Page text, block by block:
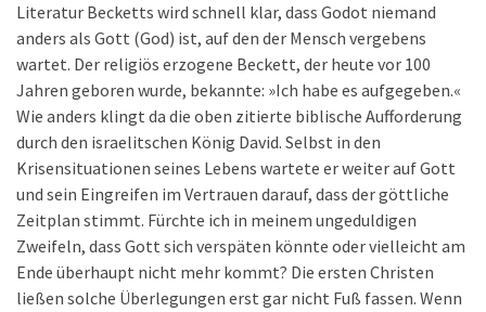
Literatur Becketts wird schnell klar, dass Godot niemand
anders als Gott (God) ist, auf den der Mensch vergebens
wartet. Der religiös erzogene Beckett, der heute vor 100
Jahren geboren wurde, bekannte: »Ich habe es aufgegeben.«
Wie anders klingt da die oben zitierte biblische Aufforderung
durch den israelitschen König David. Selbst in den
Krisensituationen seines Lebens wartete er weiter auf Gott
und sein Eingreifen im Vertrauen darauf, dass der göttliche
Zeitplan stimmt. Fürchte ich in meinem ungeduldigen
Zweifeln, dass Gott sich verspäten könnte oder vielleicht am
Ende überhaupt nicht mehr kommt? Die ersten Christen
ließen solche Überlegungen erst gar nicht Fuß fassen. Wenn